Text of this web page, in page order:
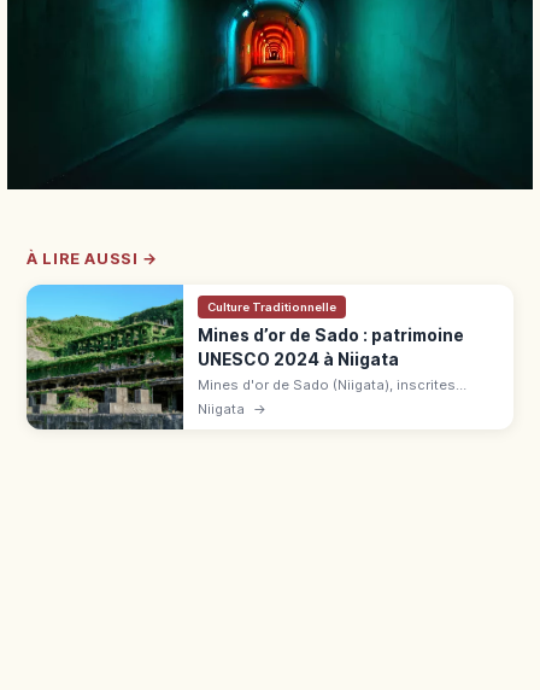
À LIRE AUSSI →
Culture Traditionnelle
Mines d’or de Sado : patrimoine
UNESCO 2024 à Niigata
Mines d'or de Sado (Niigata), inscrites
UNESCO le 27 juil. 2024. Filon Aikawa
découvert en 1601, fente Dōyū-no-Wareto,
Niigata →